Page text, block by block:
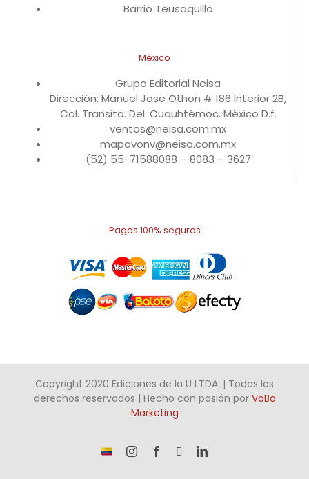
Barrio Teusaquillo
México
Grupo Editorial Neisa
Dirección: Manuel Jose Othon # 186 Interior 2B,
Col. Transito. Del. Cuauhtémoc. México D.f.
ventas@neisa.com.mx
mapavonv@neisa.com.mx
(52) 55-71588088 – 8083 – 3627
Pagos 100% seguros
Copyright 2020 Ediciones de la U LTDA. | Todos los
derechos reservados | Hecho con pasión por VoBo
Marketing
¡Somos InstagramFacebook LinkedIn